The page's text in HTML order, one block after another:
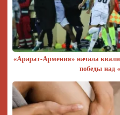
«Арарат‑Армения» начала
победы над